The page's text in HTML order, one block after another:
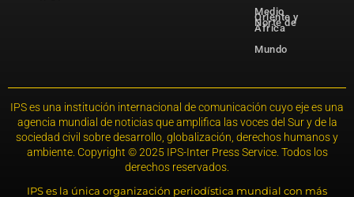
Medio
Oriente y
Norte de
África
Mundo
IPS es una institución internacional de comunicación cuyo eje es una
agencia mundial de noticias que amplifica las voces del Sur y de la
sociedad civil sobre desarrollo, globalización, derechos humanos y
ambiente. Copyright © 2025 IPS-Inter Press Service. Todos los
derechos reservados.
IPS es la única organización periodística mundial con más